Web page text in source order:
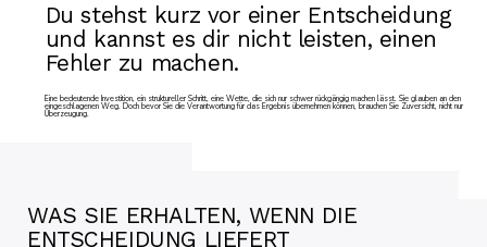
Du stehst kurz vor einer Entscheidung
und kannst es dir nicht leisten, einen
Fehler zu machen.
Eine bedeutende Investition, ein struktureller Schritt, eine Wette, die sich nur schwer rückgängig machen lässt. Sie glauben an den
eingeschlagenen Weg. Doch bevor Sie die Verantwortung für das Ergebnis übernehmen können, brauchen Sie Zuversicht, nicht nur
Überzeugung.
WAS SIE ERHALTEN, WENN DIE
ENTSCHEIDUNG LIEFERT